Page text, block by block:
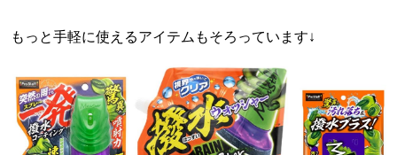
もっと手軽に使えるアイテムもそろっています↓